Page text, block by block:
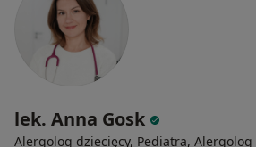
lek. Anna Gosk
Alergolog dziecięcy, Pediatra, Alergolog